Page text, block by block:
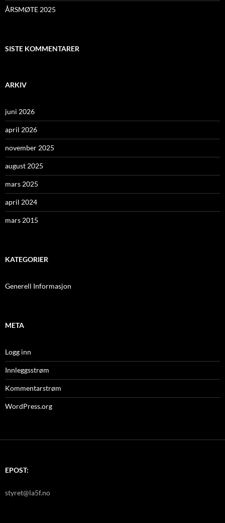
ÅRSMØTE 2025
SISTE KOMMENTARER
ARKIV
juni 2026
april 2026
november 2025
august 2025
mars 2025
april 2024
mars 2015
KATEGORIER
Generell Informasjon
META
Logg inn
Innleggsstrøm
Kommentarstrøm
WordPress.org
EPOST:
styret@la5f.no